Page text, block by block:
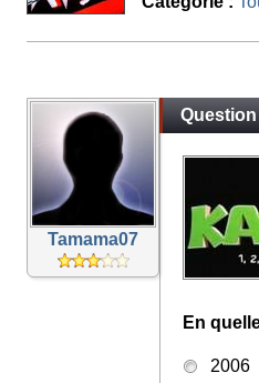
Tamama07
Question
En
2006